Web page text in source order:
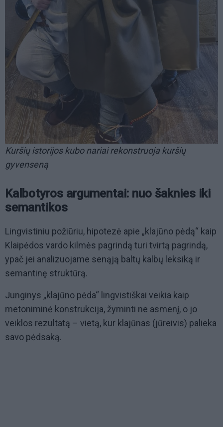
Kuršių istorijos kubo nariai rekonstruoja kuršių
gyvenseną
Kalbotyros argumentai: nuo šaknies iki
semantikos
Lingvistiniu požiūriu, hipotezė apie „klajūno pėdą“ kaip
Klaipėdos vardo kilmės pagrindą turi tvirtą pagrindą,
ypač jei analizuojame senąją baltų kalbų leksiką ir
semantinę struktūrą.
Junginys „klajūno pėda“ lingvistiškai veikia kaip
metoniminė konstrukcija, žyminti ne asmenį, o jo
veiklos rezultatą – vietą, kur klajūnas (jūreivis) palieka
savo pėdsaką.